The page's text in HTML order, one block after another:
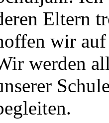
Eltern
wir auf
werden